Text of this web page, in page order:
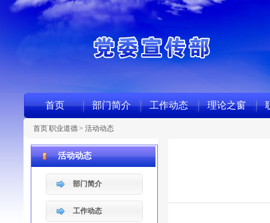
首页 部门简介 工作动态 理论之窗
首页职业道德>活动动态
活动动态
部门简介
工作动态